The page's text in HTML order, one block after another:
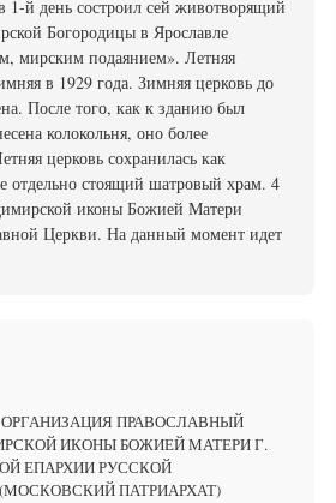
1-й день состроил сей животворящий
Богородицы в Ярославле
мирским подаянием». Летняя
в 1929 года. Зимняя церковь до
После того, как к зданию был
колокольня, оно более
церковь сохранилась как
отдельно стоящий шатровый храм. 4
иконы Божией Матери
Церкви. На данный момент идет
ПРАВОСЛАВНЫЙ
ИКОНЫ БОЖИЕЙ МАТЕРИ Г.
ЕПАРХИИ РУССКОЙ
ПАТРИАРХАТ)